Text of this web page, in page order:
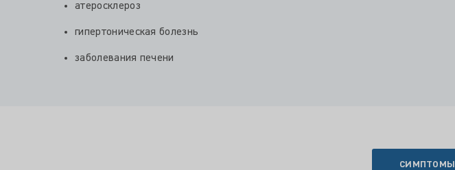
атеросклероз
гипертоническая болезнь
заболевания печени
СИМПТОМЫ